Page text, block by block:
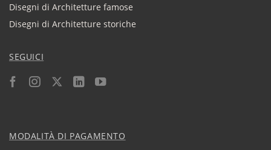
Disegni di Architetture famose
Disegni di Architetture storiche
SEGUICI
MODALITÀ DI PAGAMENTO